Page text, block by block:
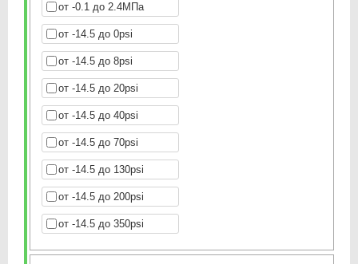
от -0.1 до 2.4МПа
от -14.5 до 0psi
от -14.5 до 8psi
от -14.5 до 20psi
от -14.5 до 40psi
от -14.5 до 70psi
от -14.5 до 130psi
от -14.5 до 200psi
от -14.5 до 350psi